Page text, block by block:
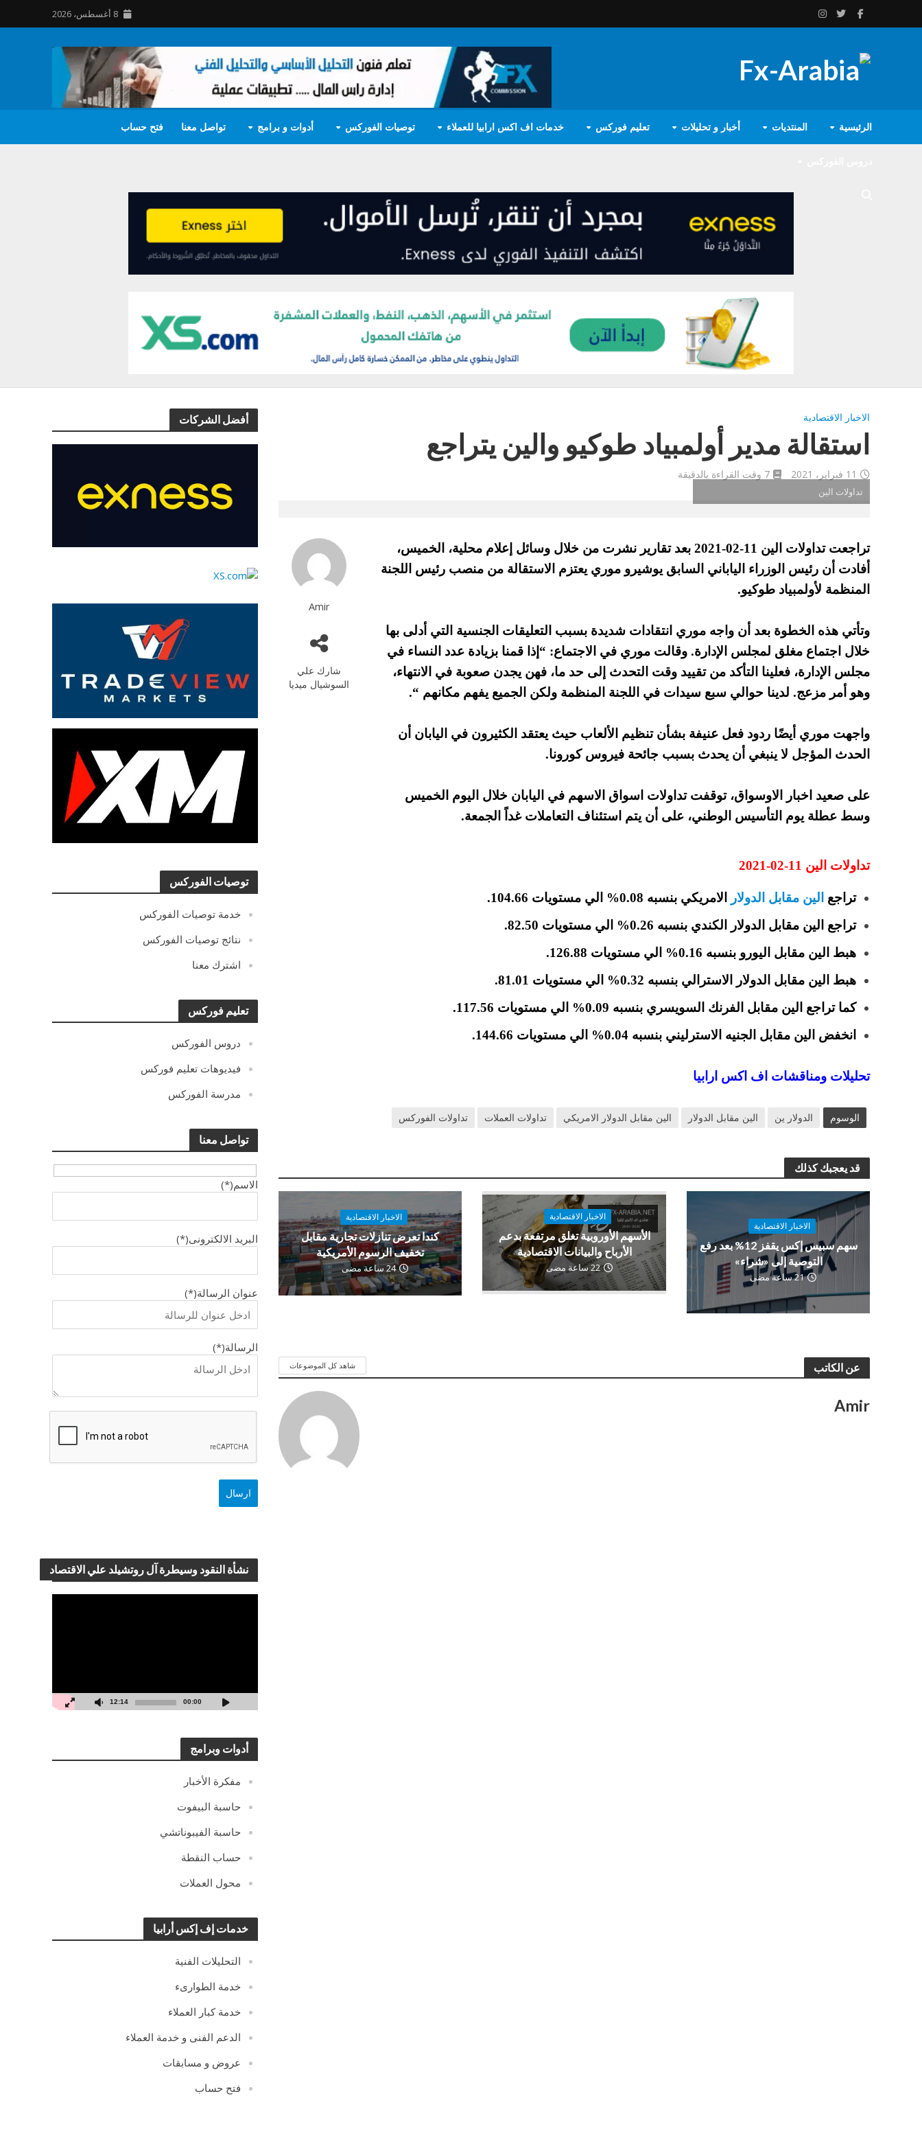
8 أغسطس، 2026
الرئيسية المنتديات أخبار و تحليلات تعليم فوركس خدمات اف اكس ارابيا للعملاء توصيات الفوركس أدوات و برامج تواصل معنا فتح حساب
أفضل الشركات
توصيات الفوركس
خدمة توصيات الفوركس
نتائج توصيات الفوركس
اشترك معنا
تعليم فوركس
دروس الفوركس
فيديوهات تعليم فوركس
مدرسة الفوركس
تواصل معنا
الاسم(*)
البريد الالكترونى(*)
عنوان الرسالة(*)
الرسالة(*)
نشأة النقود وسيطرة آل روتشيلد علي الاقتصاد
00:00
12:14
أدوات وبرامج
مفكرة الأخبار
حاسبة البيفوت
حاسبة الفيبوناتشي
حساب النقطة
محول العملات
خدمات إف إكس أرابيا
التحليلات الفنية
خدمة الطوارىء
خدمة كبار العملاء
الدعم الفنى و خدمة العملاء
عروض و مسابقات
فتح حساب
الاخبار الاقتصادية
استقالة مدير أولمبياد طوكيو والين يتراجع
11 فبراير، 2021 7 وقت القراءة بالدقيقة
تداولات الين
Amir
شارك علي
السوشيال ميديا
تراجعتتداولات الين 11-02-2021 بعد تقارير نشرت من خلال
وسائل إعلام محلية، الخميس،
أفادت أن رئيس الوزراء الياباني السابق يوشيرو موري يعتزم الاستقالة من منصب رئيس اللجنة
المنظمة لأولمبياد طوكيو.
وتأتي هذه الخطوة بعد أن واجه موري انتقادات شديدة بسبب التعليقات الجنسية التي أدلى بها
خلال اجتماع مغلق لمجلس الإدارة. وقالت موري في الاجتماع: “إذا قمنا بزيادة عدد النساء في
مجلس الإدارة، فعلينا التأكد من تقييد وقت التحدث إلى حد ما، فهن يجدن صعوبة في الانتهاء،
وهو أمر مزعج. لدينا حوالي سبع سيدات في اللجنة المنظمة ولكن الجميع يفهم مكانهم “.
واجهت موري أيضًا ردود فعل عنيفة بشأن تنظيم الألعاب حيث يعتقد الكثيرون في اليابان أن
الحدث المؤجل لا ينبغي أن يحدث بسبب جائحة فيروس كورونا.
على صعيد اخبار الاوسواق، توقفت تداولات اسواق الاسهم في اليابان خلال اليوم الخميس
وسط عطلة يوم التأسيس الوطني، على أن يتم استئناف التعاملات غداً الجمعة.
تداولات الين 11-02-2021
تراجع الين مقابل الدولار
الامريكي بنسبه 0.08% الي مستويات 104.66.
تراجع الين مقابل الدولار الكندي بنسبه 0.26% الي مستويات 82.50.
هبط الين مقابل اليورو بنسبه 0.16% الي مستويات 126.88.
هبط الين مقابل الدولار الاسترالي بنسبه 0.32% الي مستويات 81.01.
كما تراجع الين مقابل الفرنك السويسري بنسبه 0.09% الي مستويات 117.56.
انخفض الين مقابل الجنيه الاسترليني بنسبه 0.04% الي مستويات 144.66.
تحليلات ومناقشات اف اكس ارابيا
الوسوم الدولار ين الين مقابل الدولار الين مقابل الدولار الامريكي تداولات العملات تداولات الفوركس
قد يعجبك كذلك
الاخبار الاقتصادية
سهم سبيس إكس يقفز 12% بعد رفع
التوصية إلى «شراء»
21 ساعة مضى
الاخبار الاقتصادية
الأسهم الأوروبية تغلق مرتفعة بدعم
الأرباح والبيانات الاقتصادية
22 ساعة مضى
الاخبار الاقتصادية
كندا تعرض تنازلات تجارية مقابل
تخفيف الرسوم الأمريكية
24 ساعة مضى
عن الكاتب شاهد كل الموضوعات
Amir